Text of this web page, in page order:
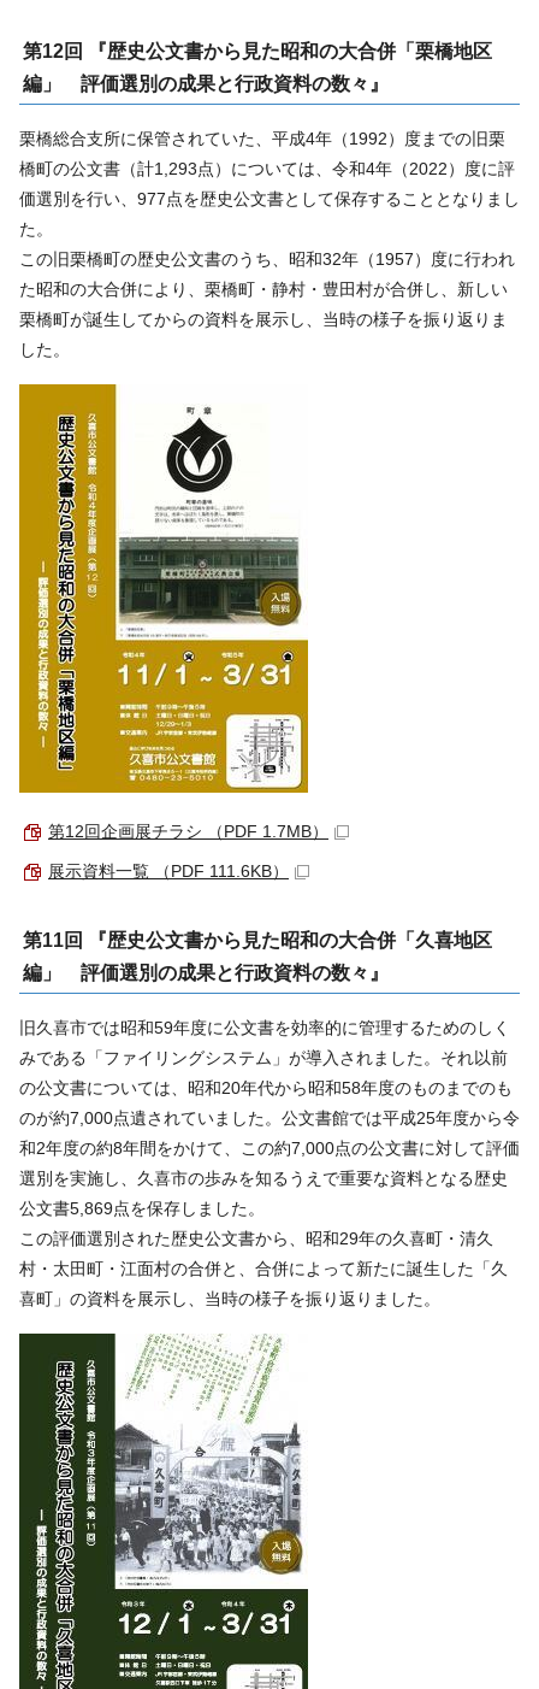
第12回 『歴史公文書から見た昭和の大合併「栗橋地区
編」 評価選別の成果と行政資料の数々』
栗橋総合支所に保管されていた、平成4年（1992）度までの旧栗
橋町の公文書（計1,293点）については、令和4年（2022）度に評
価選別を行い、977点を歴史公文書として保存することとなりまし
た。
この旧栗橋町の歴史公文書のうち、昭和32年（1957）度に行われ
た昭和の大合併により、栗橋町・静村・豊田村が合併し、新しい
栗橋町が誕生してからの資料を展示し、当時の様子を振り返りま
した。
第12回企画展チラシ （PDF 1.7MB）
展示資料一覧 （PDF 111.6KB）
第11回 『歴史公文書から見た昭和の大合併「久喜地区
編」 評価選別の成果と行政資料の数々』
旧久喜市では昭和59年度に公文書を効率的に管理するためのしく
みである「ファイリングシステム」が導入されました。それ以前
の公文書については、昭和20年代から昭和58年度のものまでのも
のが約7,000点遺されていました。公文書館では平成25年度から令
和2年度の約8年間をかけて、この約7,000点の公文書に対して評価
選別を実施し、久喜市の歩みを知るうえで重要な資料となる歴史
公文書5,869点を保存しました。
この評価選別された歴史公文書から、昭和29年の久喜町・清久
村・太田町・江面村の合併と、合併によって新たに誕生した「久
喜町」の資料を展示し、当時の様子を振り返りました。